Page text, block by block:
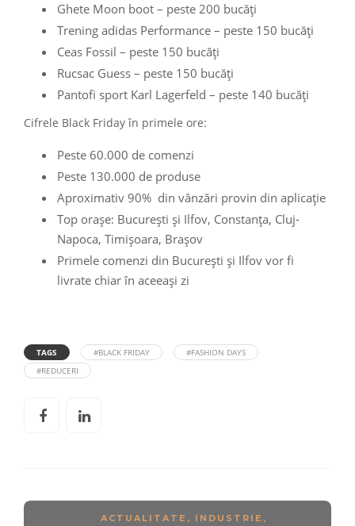
Ghete Moon boot – peste 200 bucăți
Trening adidas Performance – peste 150 bucăți
Ceas Fossil – peste 150 bucăți
Rucsac Guess – peste 150 bucăți
Pantofi sport Karl Lagerfeld – peste 140 bucăți
Cifrele Black Friday în primele ore:
Peste 60.000 de comenzi
Peste 130.000 de produse
Aproximativ 90% din vânzări provin din aplicație
Top orașe: București și Ilfov, Constanța, Cluj-
Napoca, Timișoara, Brașov
Primele comenzi din București și Ilfov vor fi
livrate chiar în aceeași zi
TAGS #BLACK FRIDAY
#FASHION DAYS
#REDUCERI
ACTUALITATE , INDUSTRIE ,